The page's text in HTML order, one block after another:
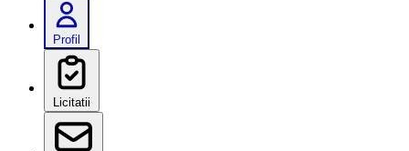
Profil
Licitatii